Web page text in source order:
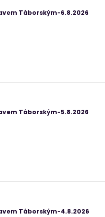
Táborským-6.8.2026
Táborským-5.8.2026
Táborským-4.8.2026